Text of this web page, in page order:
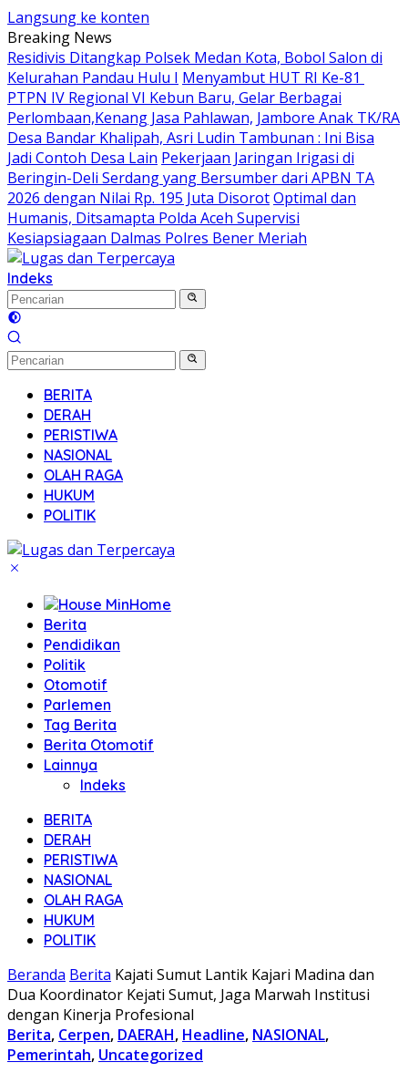
Langsung ke konten
Breaking News
Residivis Ditangkap Polsek Medan Kota, Bobol Salon di
Kelurahan Pandau Hulu I Menyambut HUT RI Ke-81
PTPN IV Regional VI Kebun Baru, Gelar Berbagai
Perlombaan,Kenang Jasa Pahlawan, Jambore Anak TK/RA
Desa Bandar Khalipah, Asri Ludin Tambunan : Ini Bisa
Jadi Contoh Desa Lain Pekerjaan Jaringan Irigasi di
Beringin-Deli Serdang yang Bersumber dari APBN TA
2026 dengan Nilai Rp. 195 Juta DisorotOptimal dan
Humanis, Ditsamapta Polda Aceh Supervisi
Kesiapsiagaan Dalmas Polres Bener Meriah
Indeks
BERITA
DERAH
PERISTIWA
NASIONAL
OLAH RAGA
HUKUM
POLITIK
Home
Berita
Pendidikan
Politik
Otomotif
Parlemen
Tag Berita
Berita Otomotif
Lainnya
Indeks
BERITA
DERAH
PERISTIWA
NASIONAL
OLAH RAGA
HUKUM
POLITIK
Beranda Berita Kajati Sumut Lantik Kajari Madina dan
Dua Koordinator Kejati Sumut, Jaga Marwah Institusi
dengan Kinerja Profesional
Berita, Cerpen, DAERAH, Headline, NASIONAL,
Pemerintah, Uncategorized